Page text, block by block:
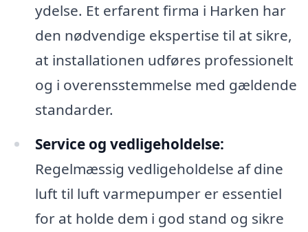
ydelse. Et erfarent firma i Harken har
den nødvendige ekspertise til at sikre,
at installationen udføres professionelt
og i overensstemmelse med gældende
standarder.
Service og vedligeholdelse:
Regelmæssig vedligeholdelse af dine
luft til luft varmepumper er essentiel
for at holde dem i god stand og sikre